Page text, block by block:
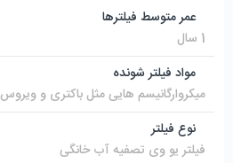
عمر متوسط فیلترها
1 سال
مواد فیلتر شونده
میکروارگانیسم هایی مثل باکتری و ویروس
نوع فیلتر
فیلتر یو وی تصفیه آب خانگی